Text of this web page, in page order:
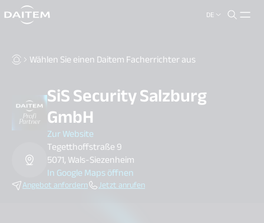
DE
search.label
Wählen Sie einen Daitem Facherrichter aus
SiS Security Salzburg
GmbH
Zur Website
Tegetthoffstraße 9
5071, Wals-Siezenheim
In Google Maps öffnen
Angebot anfordern Jetzt anrufen